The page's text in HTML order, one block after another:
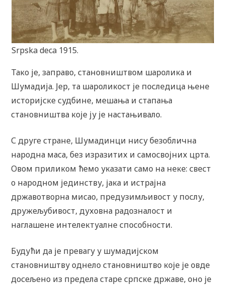
Srpska deca 1915.
Тако је, заправо, становништвом шаролика и
Шумадија. Јер, та шароликост је последица њене
историјске судбине, мешања и стапања
становништва које ју је настањивало.
С друге стране, Шумадинци нису безоблична
народна маса, без изразитих и самосвојних црта.
Овом приликом ћемо указати само на неке: свест
о народном јединству, јака и истрајна
државотворна мисао, предузимљивост у послу,
дружељубивост, духовна радозналост и
наглашене интелектуалне способности.
Будући да је превагу у шумадијском
становништву однело становништво које је овде
досељено из предела старе српске државе, оно је